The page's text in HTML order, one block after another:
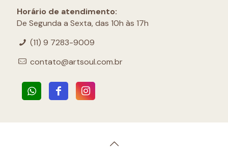
Horário de atendimento:
De Segunda a Sexta, das 10h às 17h
(11) 9 7283-9009
contato@artsoul.com.br